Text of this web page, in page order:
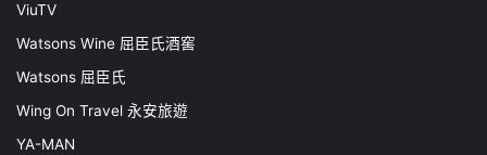
ViuTV
Watsons Wine 屈臣氏酒窖
Watsons 屈臣氏
Wing On Travel 永安旅遊
YA-MAN